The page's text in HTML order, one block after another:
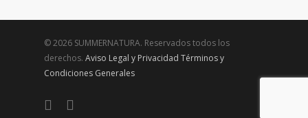
© 2026 SUMMERNATURA. Reservados todos los
derechos. Aviso Legal y Privacidad Términos y
Condiciones Generales
twitter facebook